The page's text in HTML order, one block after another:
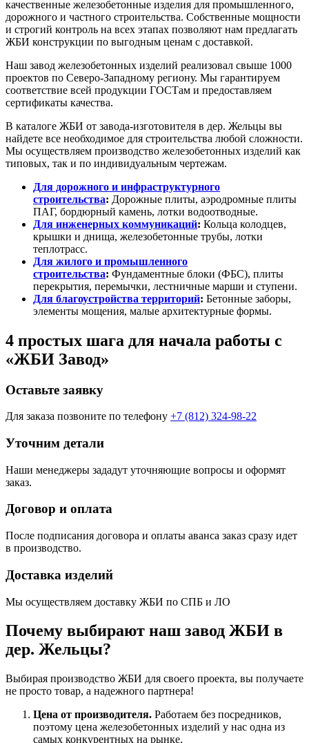
качественные железобетонные изделия для промышленного,
дорожного и частного строительства. Собственные мощности
и строгий контроль на всех этапах позволяют нам предлагать
ЖБИ конструкции по выгодным ценам с доставкой.
Наш завод железобетонных изделий реализовал свыше 1000
проектов по Северо-Западному региону. Мы гарантируем
соответствие всей продукции ГОСТам и предоставляем
сертификаты качества.
В каталоге ЖБИ от завода-изготовителя в дер. Жельцы вы
найдете все необходимое для строительства любой сложности.
Мы осуществляем производство железобетонных изделий как
типовых, так и по индивидуальным чертежам.
Для дорожного и инфраструктурного
строительства: Дорожные плиты, аэродромные плиты
ПАГ, бордюрный камень, лотки водоотводные.
Для инженерных коммуникаций: Кольца колодцев,
крышки и днища, железобетонные трубы, лотки
теплотрасс.
Для жилого и промышленного
строительства: Фундаментные блоки (ФБС), плиты
перекрытия, перемычки, лестничные марши и ступени.
Для благоустройства территорий: Бетонные заборы,
элементы мощения, малые архитектурные формы.
4 простых шага для начала работы с
«ЖБИ Завод»
Оставьте заявку
Для заказа позвоните по телефону +7 (812) 324-98-22
Уточним детали
Наши менеджеры зададут уточняющие вопросы и оформят
заказ.
Договор и оплата
После подписания договора и оплаты аванса заказ сразу идет
в производство.
Доставка изделий
Мы осуществляем доставку ЖБИ по СПБ и ЛО
Почему выбирают наш завод ЖБИ в
дер. Жельцы?
Выбирая производство ЖБИ для своего проекта, вы получаете
не просто товар, а надежного партнера!
Цена от производителя. Работаем без посредников,
поэтому цена железобетонных изделий у нас одна из
самых конкурентных на рынке.